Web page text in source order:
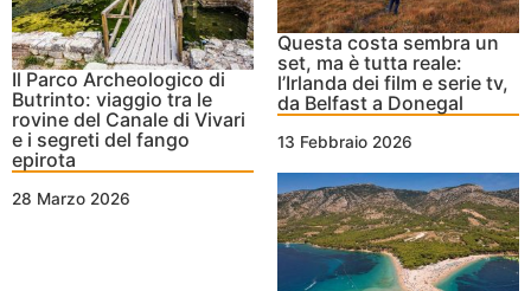
Il Parco Archeologico di
Butrinto: viaggio tra le
rovine del Canale di Vivari
e i segreti del fango
epirota
28 Marzo 2026
Questa costa sembra un
set, ma è tutta reale:
l’Irlanda dei film e serie tv,
da Belfast a Donegal
13 Febbraio 2026